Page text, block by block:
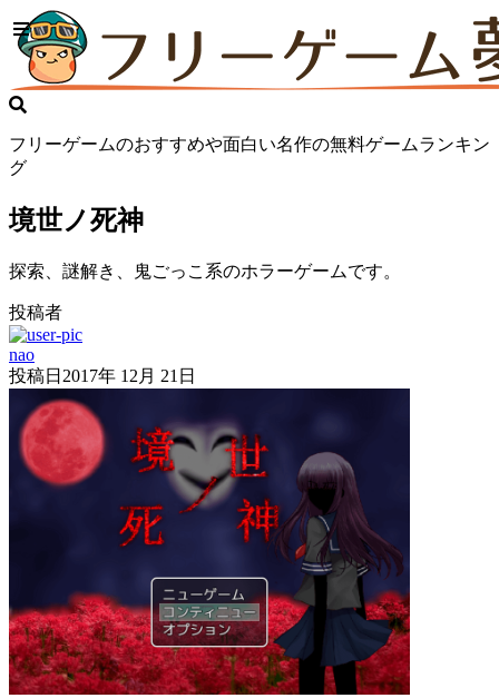
フリーゲームのおすすめや面白い名作の無料ゲームランキン
グ
境世ノ死神
探索、謎解き、鬼ごっこ系のホラーゲームです。
投稿者
nao
投稿日 2017年 12月 21日